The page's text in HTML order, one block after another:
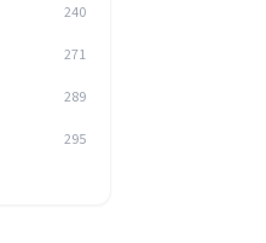
240
271
289
295